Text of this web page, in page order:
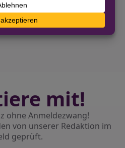
NÄCHSTER BEITRAG
Düsseldorf 2025: Neuer
nach 150 Schüssen
mit!
ohne Anmeldezwang!
von unserer Redaktion im
geprüft.